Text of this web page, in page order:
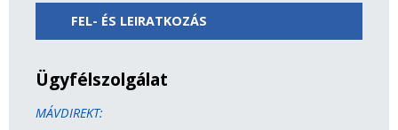
FEL- ÉS LEIRATKOZÁS
Ügyfélszolgálat
MÁVDIREKT: